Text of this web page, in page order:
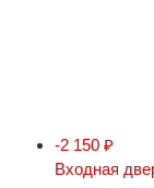
-2 150 ₽
Входная